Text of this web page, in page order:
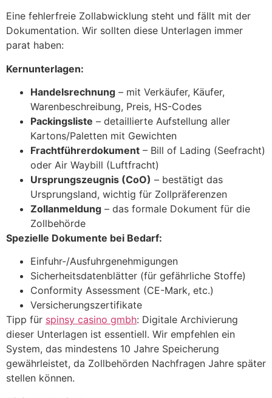
Eine fehlerfreie Zollabwicklung steht und fällt mit der
Dokumentation. Wir sollten diese Unterlagen immer
parat haben:
Kernunterlagen:
Handelsrechnung – mit Verkäufer, Käufer,
Warenbeschreibung, Preis, HS-Codes
Packingsliste – detaillierte Aufstellung aller
Kartons/Paletten mit Gewichten
Frachtführerdokument – Bill of Lading (Seefracht)
oder Air Waybill (Luftfracht)
Ursprungszeugnis (CoO) – bestätigt das
Ursprungsland, wichtig für Zollpräferenzen
Zollanmeldung – das formale Dokument für die
Zollbehörde
Spezielle Dokumente bei Bedarf:
Einfuhr-/Ausfuhrgenehmigungen
Sicherheitsdatenblätter (für gefährliche Stoffe)
Conformity Assessment (CE-Mark, etc.)
Versicherungszertifikate
Tipp für spinsy casino gmbh: Digitale Archivierung
dieser Unterlagen ist essentiell. Wir empfehlen ein
System, das mindestens 10 Jahre Speicherung
gewährleistet, da Zollbehörden Nachfragen Jahre später
stellen können.